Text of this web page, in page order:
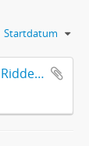
Startdatum
Brev från Wilhelmina Stålberg till löjtn. Ridderstad 1857